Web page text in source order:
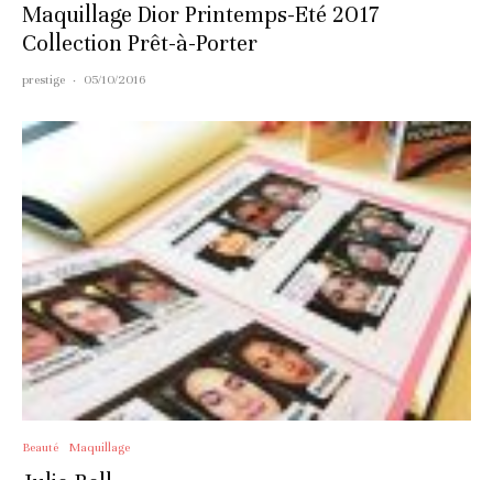
Maquillage Dior Printemps-Eté 2017
Collection Prêt-à-Porter
prestige · 05/10/2016
Beauté Maquillage